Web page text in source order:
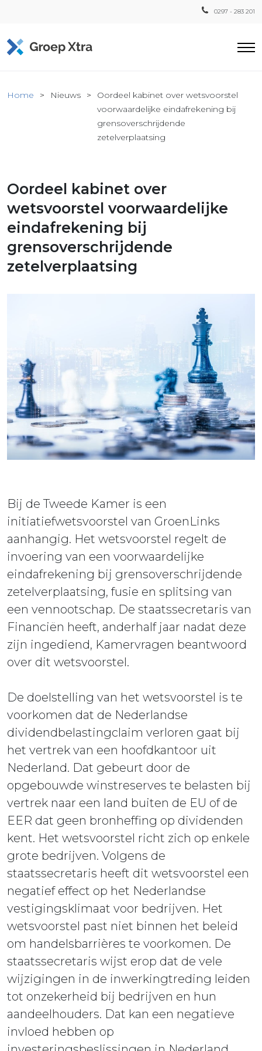
0297 - 283 201
Loon
Xtra
Home Nieuws
Oordeel kabinet over wetsvoorstel
voorwaardelijke eindafrekening bij
grensoverschrijdende
zetelverplaatsing
Oordeel kabinet over
wetsvoorstel voorwaardelijke
eindafrekening bij
grensoverschrijdende
zetelverplaatsing
Bij de Tweede Kamer is een
initiatiefwetsvoorstel van GroenLinks
aanhangig. Het wetsvoorstel regelt de
invoering van een voorwaardelijke
eindafrekening bij grensoverschrijdende
zetelverplaatsing, fusie en splitsing van
een vennootschap. De staatssecretaris van
Financiën heeft, anderhalf jaar nadat deze
zijn ingediend, Kamervragen beantwoord
over dit wetsvoorstel.
De doelstelling van het wetsvoorstel is te
voorkomen dat de Nederlandse
dividendbelastingclaim verloren gaat bij
het vertrek van een hoofdkantoor uit
Nederland. Dat gebeurt door de
opgebouwde winstreserves te belasten bij
vertrek naar een land buiten de EU of de
EER dat geen bronheffing op dividenden
kent. Het wetsvoorstel richt zich op enkele
grote bedrijven. Volgens de
staatssecretaris heeft dit wetsvoorstel een
negatief effect op het Nederlandse
vestigingsklimaat voor bedrijven. Het
wetsvoorstel past niet binnen het beleid
om handelsbarrières te voorkomen. De
staatssecretaris wijst erop dat de vele
wijzigingen in de inwerkingtreding leiden
tot onzekerheid bij bedrijven en hun
aandeelhouders. Dat kan een negatieve
invloed hebben op